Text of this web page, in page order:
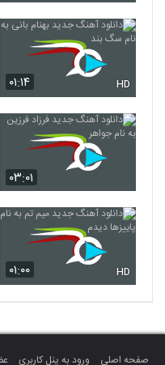
5378
۲۱۸ بازدید
5379
5381
۲۲۴ بازدید
۲۱۲ بازدید
5383
۰۱:۱۴ HD
۰۳:۰۱
۰۱:۰۰ HD
صفحه اصلی ورود به پنل کاربری